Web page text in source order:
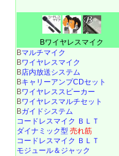
Bワイヤレスマイク
Bマルチマイク
Bワイヤレスマイク
B店内放送システム
BキャリーアンプCDセット
Bワイヤレススピーカー
Bワイヤレスマルチセット
Bガイドシステム
コードレスマイク ＢＬＴ
ダイナミック型 売れ筋
コードレスマイク ＢＬＴ
モジュール＆ジャック